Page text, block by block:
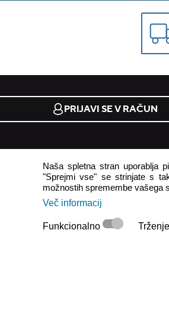
PRIJAVI SE V RAČUN
pogoji uporabe
načini plačila
stroški dostave
tabela velikosti
Naša spletna stran uporablja
"Sprejmi vse" se strinjate s
možnostih spremembe vašega
Več informacij
Funkcionalno Trženje